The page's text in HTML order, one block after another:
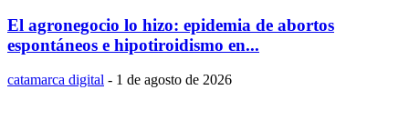
El agronegocio lo hizo: epidemia de abortos
espontáneos e hipotiroidismo en...
catamarca digital - 1 de agosto de 2026